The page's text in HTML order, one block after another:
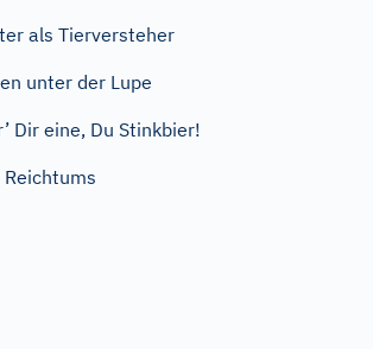
als Tierversteher
unter der Lupe
Dir eine, Du Stinkbier!